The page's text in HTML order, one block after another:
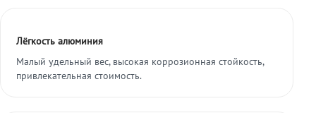
Лёгкость алюминия
Малый удельный вес, высокая коррозионная стойкость,
привлекательная стоимость.